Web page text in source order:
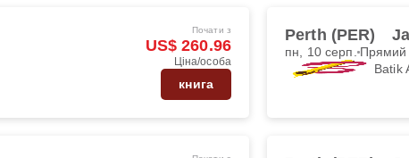
Почати з
US$ 260.96
Ціна/особа
книга
Perth (PER)
пн, 10 серп. Прямий
Batik